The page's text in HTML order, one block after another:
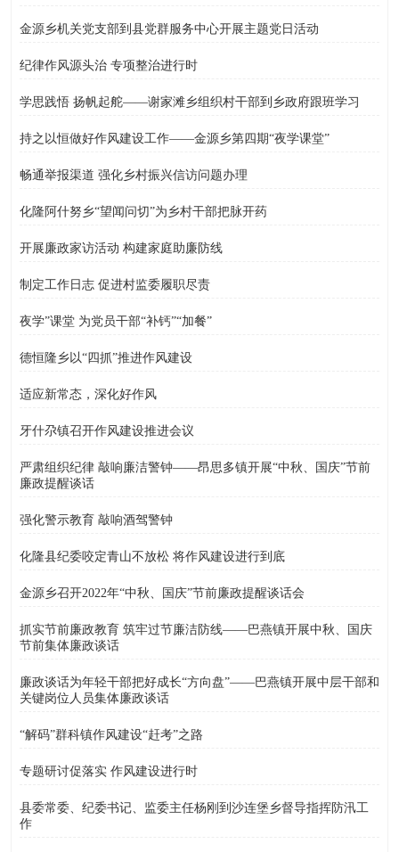
金源乡机关党支部到县党群服务中心开展主题党日活动
纪律作风源头治 专项整治进行时
学思践悟 扬帆起舵——谢家滩乡组织村干部到乡政府跟班学习
持之以恒做好作风建设工作——金源乡第四期“夜学课堂”
畅通举报渠道 强化乡村振兴信访问题办理
化隆阿什努乡“望闻问切”为乡村干部把脉开药
开展廉政家访活动 构建家庭助廉防线
制定工作日志 促进村监委履职尽责
夜学”课堂 为党员干部“补钙”“加餐”
德恒隆乡以“四抓”推进作风建设
适应新常态，深化好作风
牙什尕镇召开作风建设推进会议
严肃组织纪律 敲响廉洁警钟——昂思多镇开展“中秋、国庆”节前
廉政提醒谈话
强化警示教育 敲响酒驾警钟
化隆县纪委咬定青山不放松 将作风建设进行到底
金源乡召开2022年“中秋、国庆”节前廉政提醒谈话会
抓实节前廉政教育 筑牢过节廉洁防线——巴燕镇开展中秋、国庆
节前集体廉政谈话
廉政谈话为年轻干部把好成长“方向盘”——巴燕镇开展中层干部和
关键岗位人员集体廉政谈话
“解码”群科镇作风建设“赶考”之路
专题研讨促落实 作风建设进行时
县委常委、纪委书记、监委主任杨刚到沙连堡乡督导指挥防汛工
作